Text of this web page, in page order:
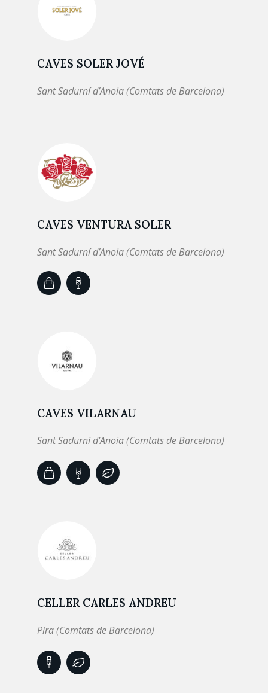
CAVES SOLER JOVÉ
Sant Sadurní d’Anoia (Comtats de Barcelona)
CAVES VENTURA SOLER
Sant Sadurní d’Anoia (Comtats de Barcelona)
CAVES VILARNAU
Sant Sadurní d’Anoia (Comtats de Barcelona)
CELLER CARLES ANDREU
Pira (Comtats de Barcelona)